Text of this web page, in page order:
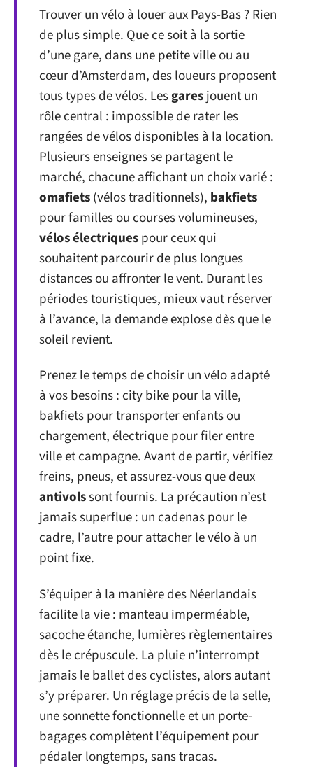
Trouver un vélo à louer aux Pays-Bas ? Rien
de plus simple. Que ce soit à la sortie
d’une gare, dans une petite ville ou au
cœur d’Amsterdam, des loueurs proposent
tous types de vélos. Lesgaresjouent un
rôle central : impossible de rater les
rangées de vélos disponibles à la location.
Plusieurs enseignes se partagent le
marché, chacune affichant un choix varié :
omafiets(vélos traditionnels), bakfiets
pour familles ou courses volumineuses,
vélos électriquespour ceux qui
souhaitent parcourir de plus longues
distances ou affronter le vent. Durant les
périodes touristiques, mieux vaut réserver
à l’avance, la demande explose dès que le
soleil revient.
Prenez le temps de choisir un vélo adapté
à vos besoins : city bike pour la ville,
bakfiets pour transporter enfants ou
chargement, électrique pour filer entre
ville et campagne. Avant de partir, vérifiez
freins, pneus, et assurez-vous que deux
antivolssont fournis. La précaution n’est
jamais superflue : un cadenas pour le
cadre, l’autre pour attacher le vélo à un
point fixe.
S’équiper à la manière des Néerlandais
facilite la vie : manteau imperméable,
sacoche étanche, lumières règlementaires
dès le crépuscule. La pluie n’interrompt
jamais le ballet des cyclistes, alors autant
s’y préparer. Un réglage précis de la selle,
une sonnette fonctionnelle et un porte-
bagages complètent l’équipement pour
pédaler longtemps, sans tracas.